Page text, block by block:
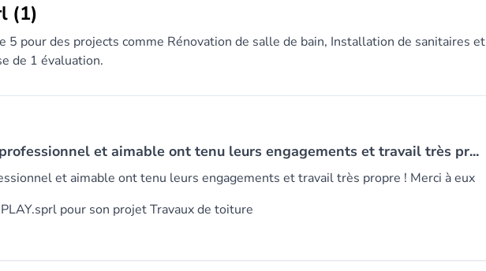
(1)
5 pour des projects comme Rénovation de salle de bain, Installation de sanitaires et
de 1 évaluation.
et aimable ont tenu leurs engagements et travail très pr...
et aimable ont tenu leurs engagements et travail très propre ! Merci à eux
pour son projet Travaux de toiture